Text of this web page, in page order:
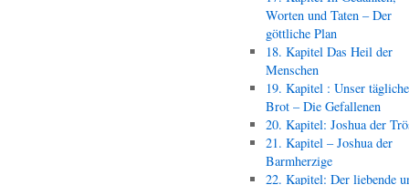
Worten und Taten – Der
göttliche Plan
18. Kapitel Das Heil der
Menschen
19. Kapitel : Unser
Brot – Die Gefallenen
20. Kapitel: Joshua der
21. Kapitel – Joshua der
Barmherzige
22. Kapitel: Der liebende